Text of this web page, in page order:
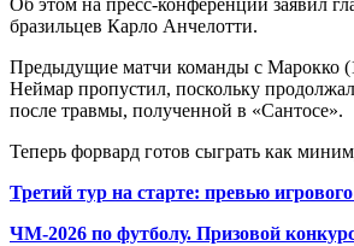
бразильцев Карло Анчелотти.
Предыдущие матчи команды с Марокко
Неймар пропустил, поскольку
после травмы, полученной в «Сантосе».
Теперь форвард готов сыграть как
Третий тур на старте: превью
ЧМ-2026 по футболу. Призовой